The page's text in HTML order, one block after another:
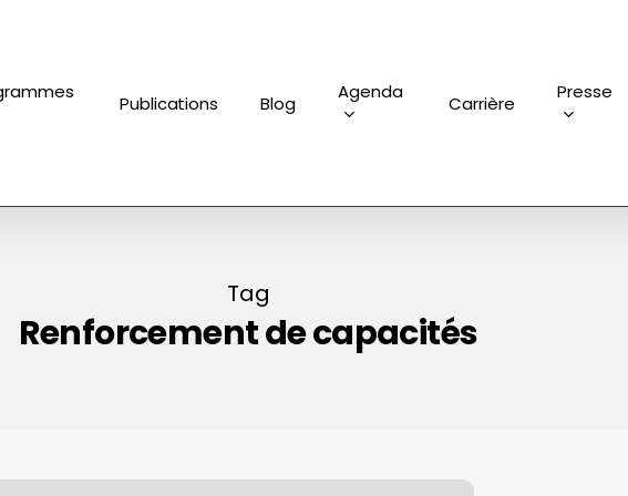
Publications Blog Agenda Carrière Presse
Tag
Renforcement de capacités